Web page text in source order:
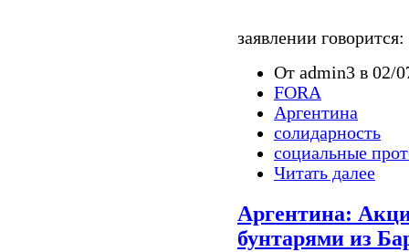
заявлении говорится:
От admin3 в 02/
FORA
Аргентина
солидарность
социальные
Читать далее
Аргентина:
бунтарями из